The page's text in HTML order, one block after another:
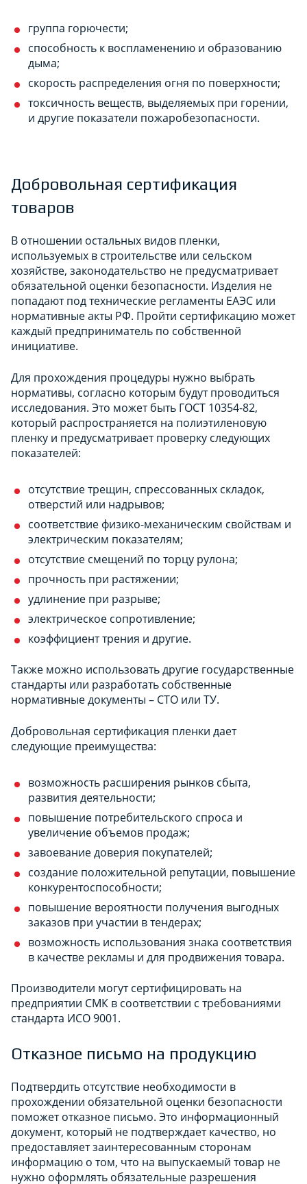
группа горючести;
способность к воспламенению и образованию
дыма;
скорость распределения огня по поверхности;
токсичность веществ, выделяемых при горении,
и другие показатели пожаробезопасности.
Добровольная сертификация
товаров
В отношении остальных видов пленки,
используемых в строительстве или сельском
хозяйстве, законодательство не предусматривает
обязательной оценки безопасности. Изделия не
попадают под технические регламенты ЕАЭС или
нормативные акты РФ. Пройти сертификацию может
каждый предприниматель по собственной
инициативе.
Для прохождения процедуры нужно выбрать
нормативы, согласно которым будут проводиться
исследования. Это может быть ГОСТ 10354-82,
который распространяется на полиэтиленовую
пленку и предусматривает проверку следующих
показателей:
отсутствие трещин, спрессованных складок,
отверстий или надрывов;
соответствие физико-механическим свойствам и
электрическим показателям;
отсутствие смещений по торцу рулона;
прочность при растяжении;
удлинение при разрыве;
электрическое сопротивление;
коэффициент трения и другие.
Также можно использовать другие государственные
стандарты или разработать собственные
нормативные документы – СТО или ТУ.
Добровольная сертификация пленки дает
следующие преимущества:
возможность расширения рынков сбыта,
развития деятельности;
повышение потребительского спроса и
увеличение объемов продаж;
завоевание доверия покупателей;
создание положительной репутации, повышение
конкурентоспособности;
повышение вероятности получения выгодных
заказов при участии в тендерах;
возможность использования знака соответствия
в качестве рекламы и для продвижения товара.
Производители могут сертифицировать на
предприятии СМК в соответствии с требованиями
стандарта ИСО 9001.
Отказное письмо на продукцию
Подтвердить отсутствие необходимости в
прохождении обязательной оценки безопасности
поможет отказное письмо. Это информационный
документ, который не подтверждает качество, но
предоставляет заинтересованным сторонам
информацию о том, что на выпускаемый товар не
нужно оформлять обязательные разрешения